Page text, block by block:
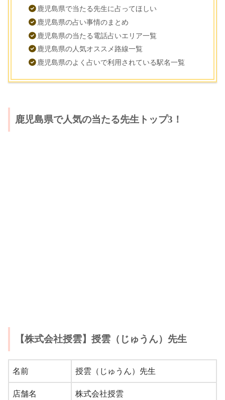
鹿児島県で当たる先生に占ってほしい
鹿児島県の占い事情のまとめ
鹿児島県の当たる電話占いエリア一覧
鹿児島県の人気オススメ路線一覧
鹿児島県のよく占いで利用されている駅名一覧
鹿児島県で人気の当たる先生トップ3！
【株式会社授雲】授雲（じゅうん）先生
名前 授雲（じゅうん）先生
店舗名 株式会社授雲